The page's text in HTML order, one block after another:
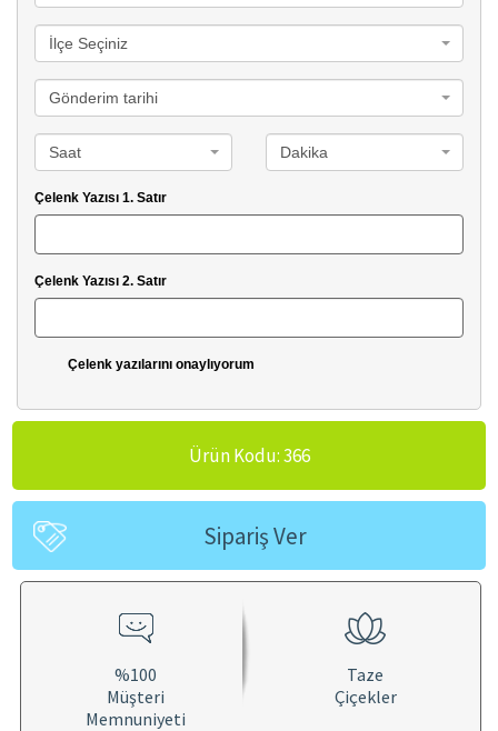
İlçe Seçiniz
Gönderim tarihi
Saat Dakika
Çelenk Yazısı 1. Satır
Çelenk Yazısı 2. Satır
Çelenk yazılarını onaylıyorum
Ürün Kodu: 366
Sipariş Ver
%100
Müşteri
Memnuniyeti
Taze
Çiçekler